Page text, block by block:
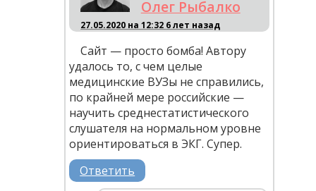
Олег Рыбалко
27.05.2020 на 12:32 6 лет назад
Сайт — просто бомба! Автору
удалось то, с чем целые
медицинские ВУЗы не справились,
по крайней мере российские —
научить среднестатистического
слушателя на нормальном уровне
ориентироваться в ЭКГ. Супер.
Ответить